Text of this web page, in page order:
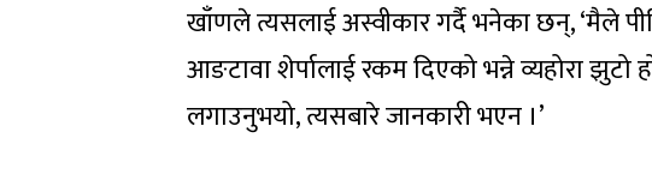
खाँणले त्यसलाई अस्वीकार गर्दै भनेका छन्, ‘मैले
आङटावा शेर्पालाई रकम दिएको भन्ने व्यहोरा
लगाउनुभयो, त्यसबारे जानकारी भएन ।’